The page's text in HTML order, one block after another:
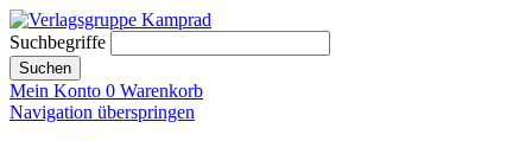
Suchbegriffe
Suchen
Mein Konto 0 Warenkorb
Navigation überspringen